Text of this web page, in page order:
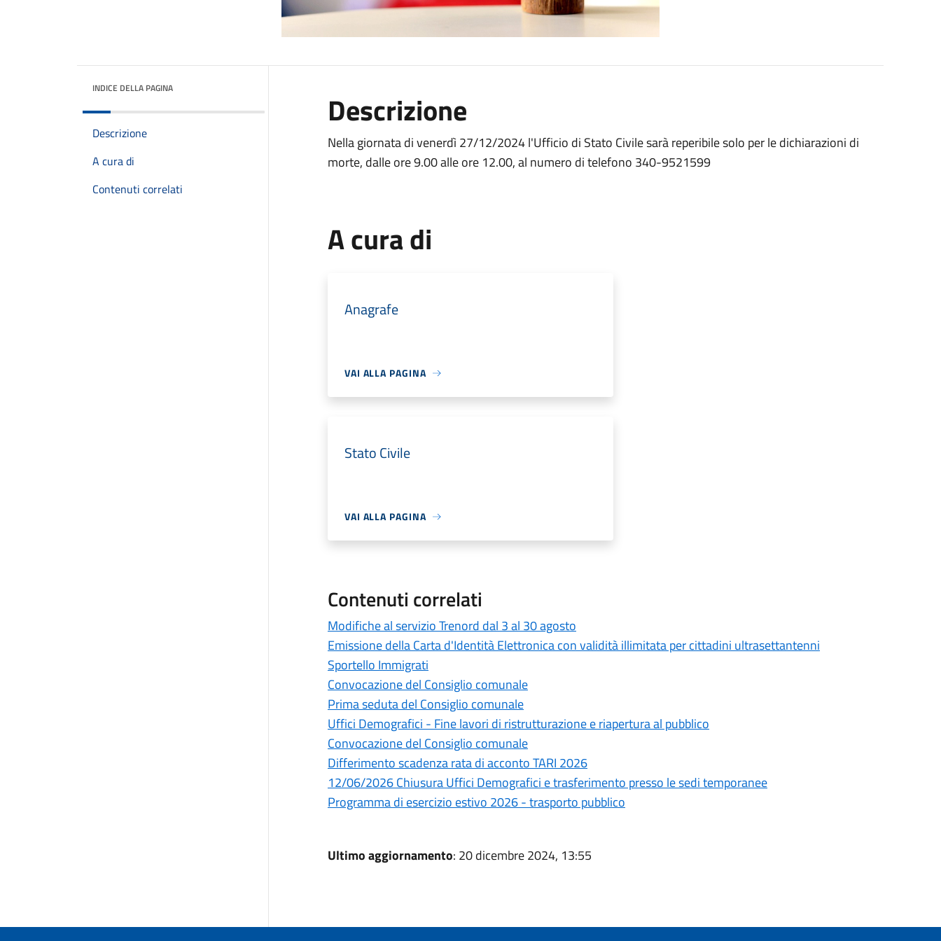
INDICE DELLA PAGINA
Descrizione
A cura di
Contenuti correlati
Descrizione
Nella giornata di venerdì 27/12/2024 l'Ufficio di Stato Civile sarà reperibile solo per le dichiarazioni di
morte, dalle ore 9.00 alle ore 12.00, al numero di telefono 340-9521599
A cura di
Anagrafe
VAI ALLA PAGINA
Stato Civile
VAI ALLA PAGINA
Contenuti correlati
Modifiche al servizio Trenord dal 3 al 30 agosto
Emissione della Carta d'Identità Elettronica con validità illimitata per cittadini ultrasettantenni
Sportello Immigrati
Convocazione del Consiglio comunale
Prima seduta del Consiglio comunale
Uffici Demografici - Fine lavori di ristrutturazione e riapertura al pubblico
Convocazione del Consiglio comunale
Differimento scadenza rata di acconto TARI 2026
12/06/2026 Chiusura Uffici Demografici e trasferimento presso le sedi temporanee
Programma di esercizio estivo 2026 - trasporto pubblico
Ultimo aggiornamento: 20 dicembre 2024, 13:55